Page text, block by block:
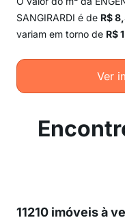
SANGIRARDI é de R$
variam em torno de R$
Ver
11210 imóveis à